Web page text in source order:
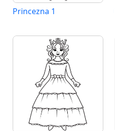
Princezna 1